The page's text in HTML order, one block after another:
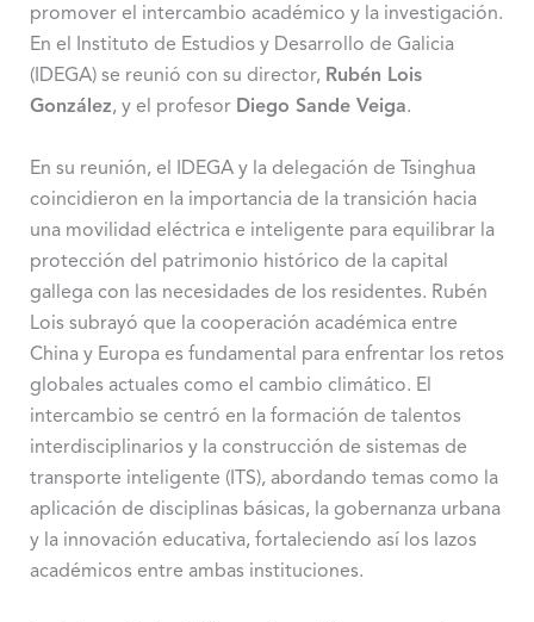
promover el intercambio académico y la investigación.
En el Instituto de Estudios y Desarrollo de Galicia
(IDEGA) se reunió con su director, Rubén Lois
González, y el profesor Diego Sande Veiga.
En su reunión, el IDEGA y la delegación de Tsinghua
coincidieron en la importancia de la transición hacia
una movilidad eléctrica e inteligente para equilibrar la
protección del patrimonio histórico de la capital
gallega con las necesidades de los residentes. Rubén
Lois subrayó que la cooperación académica entre
China y Europa es fundamental para enfrentar los retos
globales actuales como el cambio climático. El
intercambio se centró en la formación de talentos
interdisciplinarios y la construcción de sistemas de
transporte inteligente (ITS), abordando temas como la
aplicación de disciplinas básicas, la gobernanza urbana
y la innovación educativa, fortaleciendo así los lazos
académicos entre ambas instituciones.